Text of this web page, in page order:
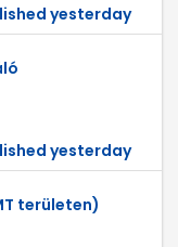
yesterday
yesterday
területen)